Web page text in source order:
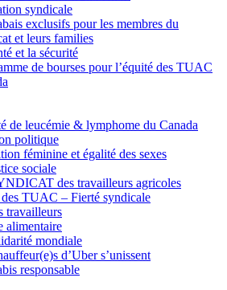
syndicale
exclusifs pour les membres du
et leurs families
et la sécurité
de bourses pour l’équité des TUAC
de leucémie & lymphome du Canada
politique
féminine et égalité des sexes
sociale
des travailleurs agricoles
TUAC – Fierté syndicale
travailleurs
alimentaire
mondiale
d’Uber s’unissent
responsable